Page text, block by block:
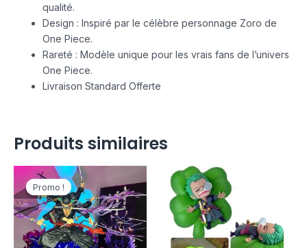
qualité.
Design : Inspiré par le célèbre personnage Zoro de
One Piece.
Rareté : Modèle unique pour les vrais fans de l’univers
One Piece.
Livraison Standard Offerte
Produits similaires
Promo !
Promo !
Le
prix
initial
était :
279,90€.
actuel
est :
139,00€.